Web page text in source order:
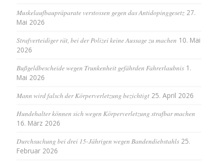
Muskelaufbaupräparate verstossen gegen das Antidopinggesetz 27.
Mai 2026
Strafverteidiger rät, bei der Polizei keine Aussage zu machen 10. Mai
2026
Bußgeldbescheide wegen Trunkenheit gefährden Fahrerlaubnis 1.
Mai 2026
Mann wird falsch der Körperverletzung bezichtigt 25. April 2026
Hundehalter können sich wegen Körperverletzung strafbar machen
16. März 2026
Durchsuchung bei drei 15-Jährigen wegen Bandendiebstahls 25.
Februar 2026